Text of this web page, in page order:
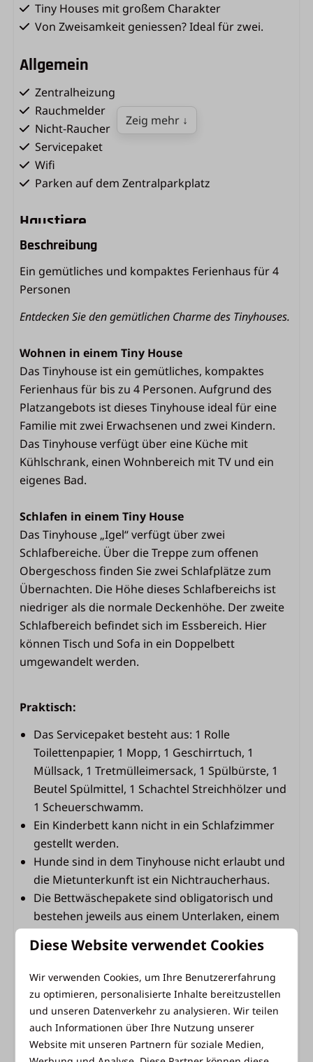
Tiny Houses mit großem Charakter
Von Zweisamkeit geniessen? Ideal für zwei.
Allgemein
Zentralheizung
Rauchmelder
Nicht-Raucher
Servicepaket
Wifi
Parken auf dem Zentralparkplatz
Haustiere
Hunde nicht erlaubt
Küche
Mikrowelle
Kühlschrank mit Gefrierfach
Kaffeemaschine (Filtergröße 4)
Kessel
Eingerichtete Küche
Schlafzimmer
2 Schlafzimmer
Betten mit Bettdecken und Kopfkissen
Wohnbereich
Essecke
Atmosphärischer Kamin
TV
Sitzecke
Außenbereich
Sonnenschirm
Badezimmer
Badezimmer mit Dusche, Waschbecken und
Toilette
1 Rolle Toilettenpapier pro Toilette vorhanden
Zeig mehr ↓
Beschreibung
Ein gemütliches und kompaktes Ferienhaus für 4
Personen
Entdecken Sie den gemütlichen Charme des Tinyhouses.
Wohnen in einem Tiny House
Das Tinyhouse ist ein gemütliches, kompaktes
Ferienhaus für bis zu 4 Personen. Aufgrund des
Platzangebots ist dieses Tinyhouse ideal für eine
Familie mit zwei Erwachsenen und zwei Kindern.
Das Tinyhouse verfügt über eine Küche mit
Kühlschrank, einen Wohnbereich mit TV und ein
eigenes Bad.
Schlafen in einem Tiny House
Das Tinyhouse „Igel“ verfügt über zwei
Schlafbereiche. Über die Treppe zum offenen
Obergeschoss finden Sie zwei Schlafplätze zum
Übernachten. Die Höhe dieses Schlafbereichs ist
niedriger als die normale Deckenhöhe. Der zweite
Schlafbereich befindet sich im Essbereich. Hier
können Tisch und Sofa in ein Doppelbett
umgewandelt werden.
Praktisch:
Das Servicepaket besteht aus: 1 Rolle
Toilettenpapier, 1 Mopp, 1 Geschirrtuch, 1
Müllsack, 1 Tretmülleimersack, 1 Spülbürste, 1
Beutel Spülmittel, 1 Schachtel Streichhölzer und
1 Scheuerschwamm.
Ein Kinderbett kann nicht in ein Schlafzimmer
gestellt werden.
Hunde sind in dem Tinyhouse nicht erlaubt und
die Mietunterkunft ist ein Nichtraucherhaus.
Die Bettwäschepakete sind obligatorisch und
bestehen jeweils aus einem Unterlaken, einem
Einrichtungen des Vakantiepark Ackersate
Als Gast im Ackersate können Sie alle Einrichtungen
nutzen, die das Vakantiepark Ackersate zu bieten
hat. Nehmen Sie ein erfrischendes Bad im Innen-
Diese Website verwendet Cookies
Wir verwenden Cookies, um Ihre Benutzererfahrung
zu optimieren, personalisierte Inhalte bereitzustellen
und unseren Datenverkehr zu analysieren. Wir teilen
auch Informationen über Ihre Nutzung unserer
Website mit unseren Partnern für soziale Medien,